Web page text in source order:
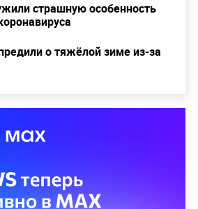
страшную особенность
о тяжёлой зиме из-за